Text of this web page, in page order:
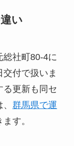
い
社町80-4に
付で扱いま
更新も同セ
群馬県で運
す。